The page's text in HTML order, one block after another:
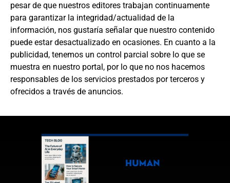
pesar de que nuestros editores trabajan continuamente
para garantizar la integridad/actualidad de la
información, nos gustaría señalar que nuestro contenido
puede estar desactualizado en ocasiones. En cuanto a la
publicidad, tenemos un control parcial sobre lo que se
muestra en nuestro portal, por lo que no nos hacemos
responsables de los servicios prestados por terceros y
ofrecidos a través de anuncios.